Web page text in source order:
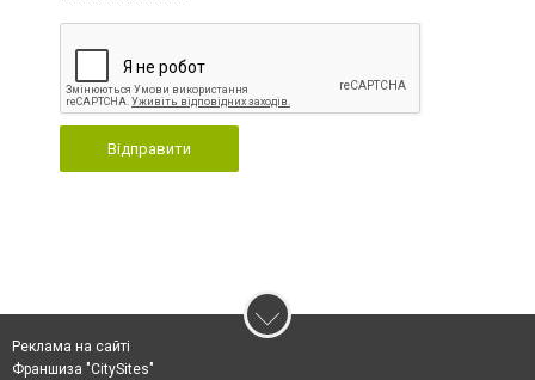
Відправити
Реклама на сайті
Франшиза "CitySites"